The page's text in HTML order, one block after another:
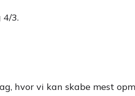
4/3.
hvor vi kan skabe mest